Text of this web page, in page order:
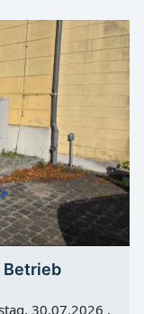
Betrieb
30.07.2026 ,